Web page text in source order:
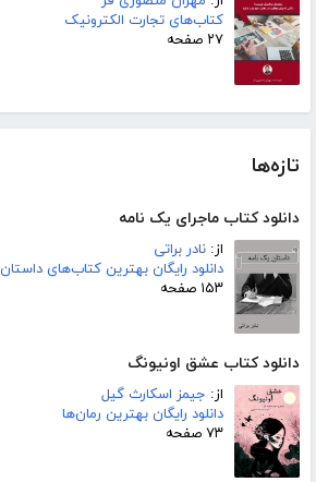
کتاب‌های تجارت الکترونیک
۲۷ صفحه
تازه‌ها
دانلود کتاب ماجرای یک نامه
از: نادر براتی
دانلود رایگان بهترین کتاب‌های داستان
۱۵۳ صفحه
دانلود کتاب عشق اونیونگ
از: جیمز اسکارث گیل
دانلود رایگان بهترین رمان‌ها
۷۳ صفحه